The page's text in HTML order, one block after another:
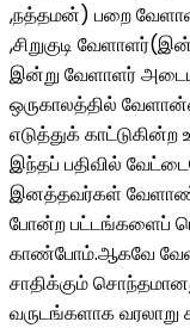
,நத்தமன்) பறை
,சிறுகுடி
இன்று வேளாளர்
ஒருகாலத்தில்
எடுத்துக்
இந்தப் பதிவில்
இனத்தவர்கள்
போன்ற பட்டங்களைப்
காண்போம்.ஆகவே
சாதிக்கும்
வருடங்களாக வரலாறு